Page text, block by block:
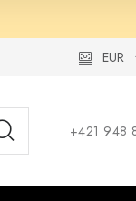
Odstúpenie odEUR
‪+421 948